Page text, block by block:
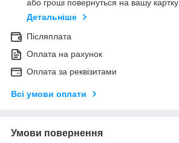
або гроші повернуться на вашу картку
Детальніше
Післяплата
Оплата на рахунок
Оплата за реквізитами
Всі умови оплати
Умови повернення